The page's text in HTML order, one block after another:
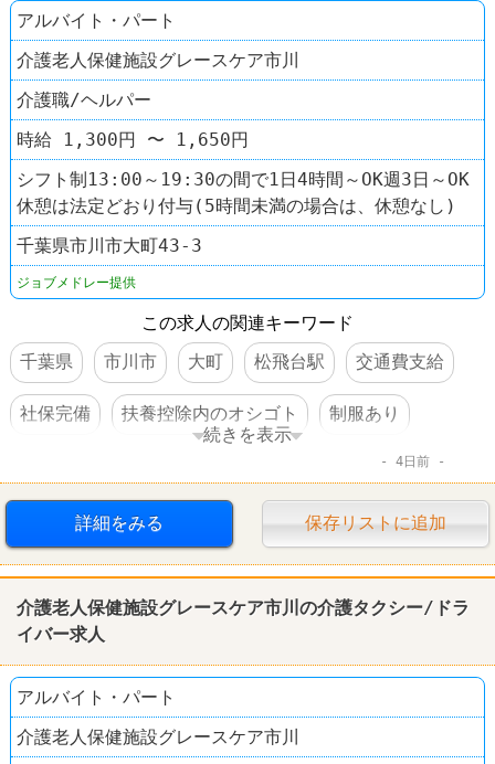
アルバイト・パート
介護老人保健施設グレースケア市川
介護職/ヘルパー
時給 1,300円 〜 1,650円
シフト制13:00～19:30の間で1日4時間～OK週3日～OK
休憩は法定どおり付与(5時間未満の場合は、休憩なし)
千葉県市川市大町43-3
ジョブメドレー提供
この求人の関連キーワード
千葉県
市川市 大町 松飛台駅 交通費支給
社保完備 扶養控除内のオシゴト 制服あり
続きを表示
4日前
詳細をみる 保存リストに追加
介護老人保健施設グレースケア市川の介護タクシー/ドラ
イバー求人
アルバイト・パート
介護老人保健施設グレースケア市川